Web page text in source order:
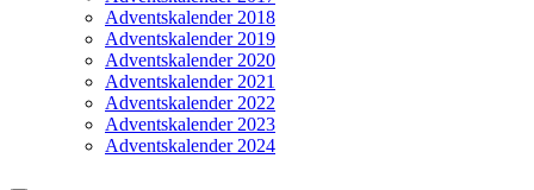
Adventskalender 2018
Adventskalender 2019
Adventskalender 2020
Adventskalender 2021
Adventskalender 2022
Adventskalender 2023
Adventskalender 2024